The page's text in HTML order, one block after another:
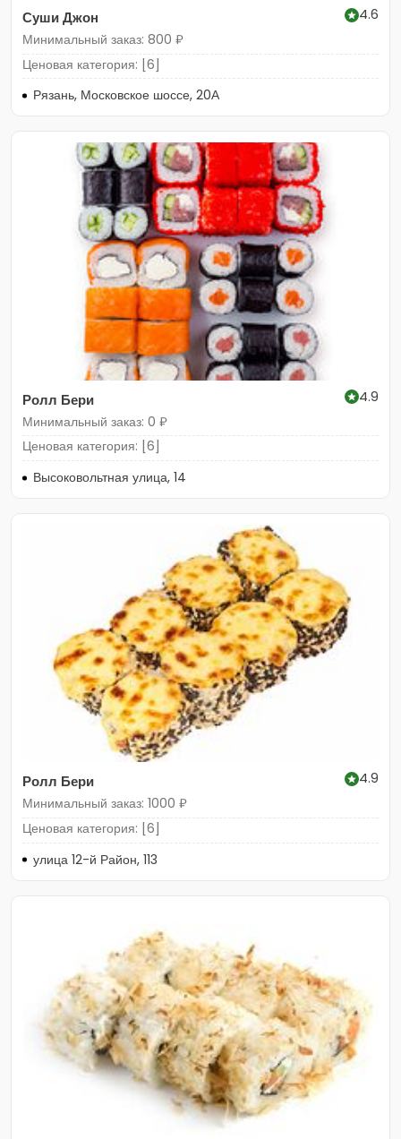
Суши Джон
4.6
Минимальный заказ: 800 ₽
Ценовая категория: [6]
Рязань, Московское шоссе, 20А
Ролл Бери
4.9
Минимальный заказ: 0 ₽
Ценовая категория: [6]
Высоковольтная улица, 14
Ролл Бери
4.9
Минимальный заказ: 1000 ₽
Ценовая категория: [6]
улица 12-й Район, 113